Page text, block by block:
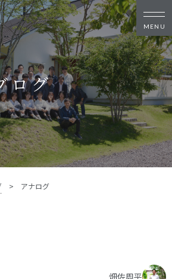
考えの方
家づくりの流れ
イベント
モデルハウス
ョン
ログ
> アナログ
畑佐周平